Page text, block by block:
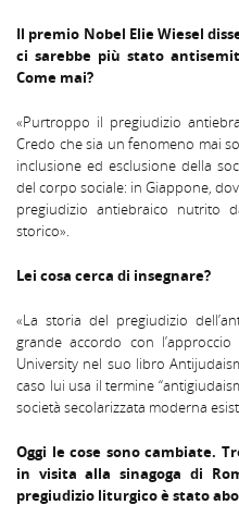
Il premio Nobel Elie Wiesel
ci sarebbe più stato
Come mai?
«Purtroppo il pregiudizio
Credo che sia un fenomeno mai
inclusione ed esclusione della
del corpo sociale: in Giappone,
pregiudizio antiebraico nutrito
storico».
Lei cosa cerca di insegnare?
«La storia del pregiudizio
grande accordo con
University nel suo libro
caso lui usa il termine
società secolarizzata moderna
Oggi le cose sono cambiate.
in visita alla sinagoga di
pregiudizio liturgico è stato